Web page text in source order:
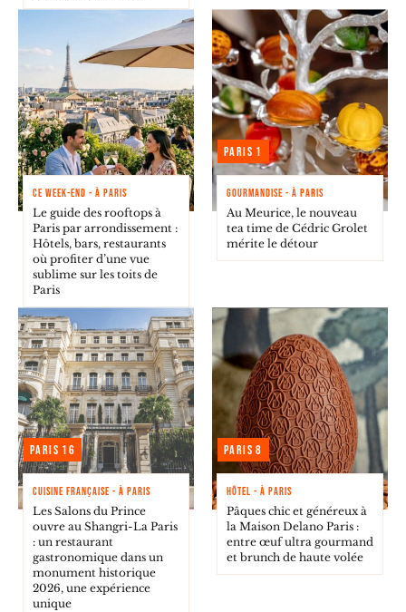
CE WEEK-END - À PARIS
Le guide des rooftops à
Paris par arrondissement :
Hôtels, bars, restaurants
où profiter d’une vue
sublime sur les toits de
Paris
Paris 1
GOURMANDISE - À PARIS
Au Meurice, le nouveau
tea time de Cédric Grolet
mérite le détour
Paris 16
CUISINE FRANÇAISE - À PARIS
Les Salons du Prince
ouvre au Shangri-La Paris
: un restaurant
gastronomique dans un
monument historique
2026, une expérience
unique
Paris 8
HÔTEL - À PARIS
Pâques chic et généreux à
la Maison Delano Paris :
entre œuf ultra gourmand
et brunch de haute volée